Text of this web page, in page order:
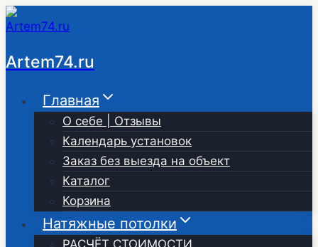
Перейти
к
содержимому
Artem74.ru
Главная
О себе | Отзывы
Календарь установок
Заказ без выезда на объект
Каталог
Корзина
Натяжные потолки
РАСЧЁТ СТОИМОСТИ